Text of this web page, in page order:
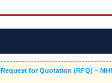
Request for Quotation (RFQ) –